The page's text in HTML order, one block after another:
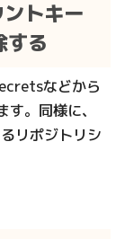
トキー
する
などから
。同様に、
リポジトリシ